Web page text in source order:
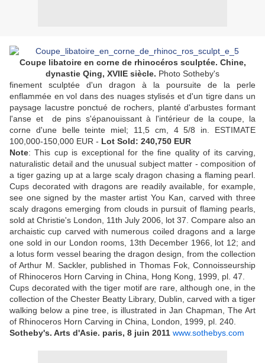
Coupe libatoire en corne de rhinocéros sculptée. Chine,
dynastie Qing, XVIIE siècle. Photo Sotheby's
finement sculptée d'un dragon à la poursuite de la perle
enflammée en vol dans des nuages stylisés et d'un tigre dans un
paysage lacustre ponctué de rochers, planté d'arbustes formant
l'anse et de pins s'épanouissant à l'intérieur de la coupe, la
corne d'une belle teinte miel; 11,5 cm, 4 5/8 in. ESTIMATE
100,000-150,000 EUR - Lot Sold: 240,750 EUR
Note: This cup is exceptional for the fine quality of its carving,
naturalistic detail and the unusual subject matter - composition of
a tiger gazing up at a large scaly dragon chasing a flaming pearl.
Cups decorated with dragons are readily available, for example,
see one signed by the master artist You Kan, carved with three
scaly dragons emerging from clouds in pursuit of flaming pearls,
sold at Christie's London, 11th July 2006, lot 37. Compare also an
archaistic cup carved with numerous coiled dragons and a large
one sold in our London rooms, 13th December 1966, lot 12; and
a lotus form vessel bearing the dragon design, from the collection
of Arthur M. Sackler, published in Thomas Fok, Connoisseurship
of Rhinoceros Horn Carving in China, Hong Kong, 1999, pl. 47.
Cups decorated with the tiger motif are rare, although one, in the
collection of the Chester Beatty Library, Dublin, carved with a tiger
walking below a pine tree, is illustrated in Jan Chapman, The Art
of Rhinoceros Horn Carving in China, London, 1999, pl. 240.
Sotheby's. Arts d'Asie. paris, 8 juin 2011 www.sothebys.com